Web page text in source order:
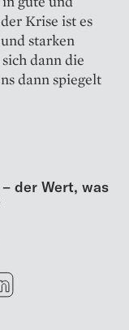
Krise ist es
starken
dann die
dann spiegelt
der Wert, was